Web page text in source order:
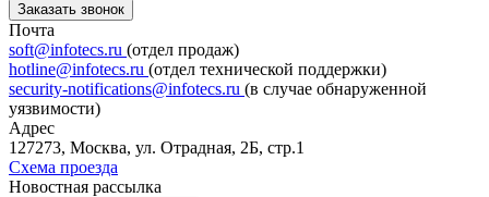
Заказать звонок
Почта
soft@infotecs.ru (отдел продаж)
hotline@infotecs.ru (отдел технической поддержки)
security-notifications@infotecs.ru (в случае обнаруженной
уязвимости)
Адрес
127273, Москва, ул. Отрадная, 2Б, стр.1
Схема проезда
Новостная рассылка